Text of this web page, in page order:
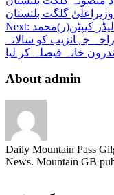
گلگت بلتستان
Next:
جہانزیب کو سالانہ
خانہ فیصلہ کر لیا
About admin
Daily Mountain Pass
News. Mountain GB